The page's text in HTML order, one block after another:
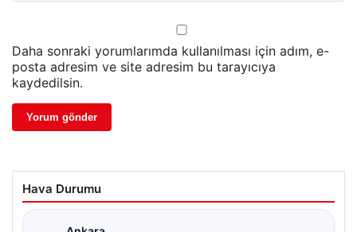
Daha sonraki yorumlarımda kullanılması için adım, e-
posta adresim ve site adresim bu tarayıcıya
kaydedilsin.
Hava Durumu